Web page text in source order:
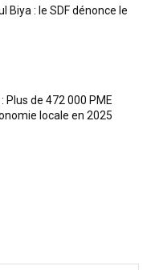
Biya : le SDF dénonce le
Plus de 472 000 PME
locale en 2025